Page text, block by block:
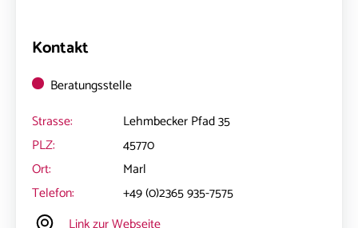
Kontakt
Beratungsstelle
Strasse:
Lehmbecker Pfad 35
PLZ:
45770
Ort:
Marl
Telefon:
+49 (0)2365 935-7575